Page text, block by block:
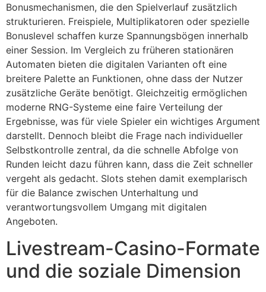
Bonusmechanismen, die den Spielverlauf zusätzlich
strukturieren. Freispiele, Multiplikatoren oder spezielle
Bonuslevel schaffen kurze Spannungsbögen innerhalb
einer Session. Im Vergleich zu früheren stationären
Automaten bieten die digitalen Varianten oft eine
breitere Palette an Funktionen, ohne dass der Nutzer
zusätzliche Geräte benötigt. Gleichzeitig ermöglichen
moderne RNG-Systeme eine faire Verteilung der
Ergebnisse, was für viele Spieler ein wichtiges Argument
darstellt. Dennoch bleibt die Frage nach individueller
Selbstkontrolle zentral, da die schnelle Abfolge von
Runden leicht dazu führen kann, dass die Zeit schneller
vergeht als gedacht. Slots stehen damit exemplarisch
für die Balance zwischen Unterhaltung und
verantwortungsvollem Umgang mit digitalen
Angeboten.
Livestream-Casino-Formate
und die soziale Dimension